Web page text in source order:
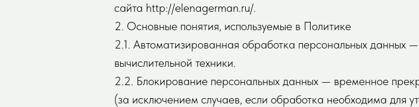
сайта http://elenagerman.ru/.
2. Основные понятия, используемые в Политике
2.1. Автоматизированная обработка персональных данных
вычислительной техники.
2.2. Блокирование персональных данных — временное
(за исключением случаев, если обработка необходима для